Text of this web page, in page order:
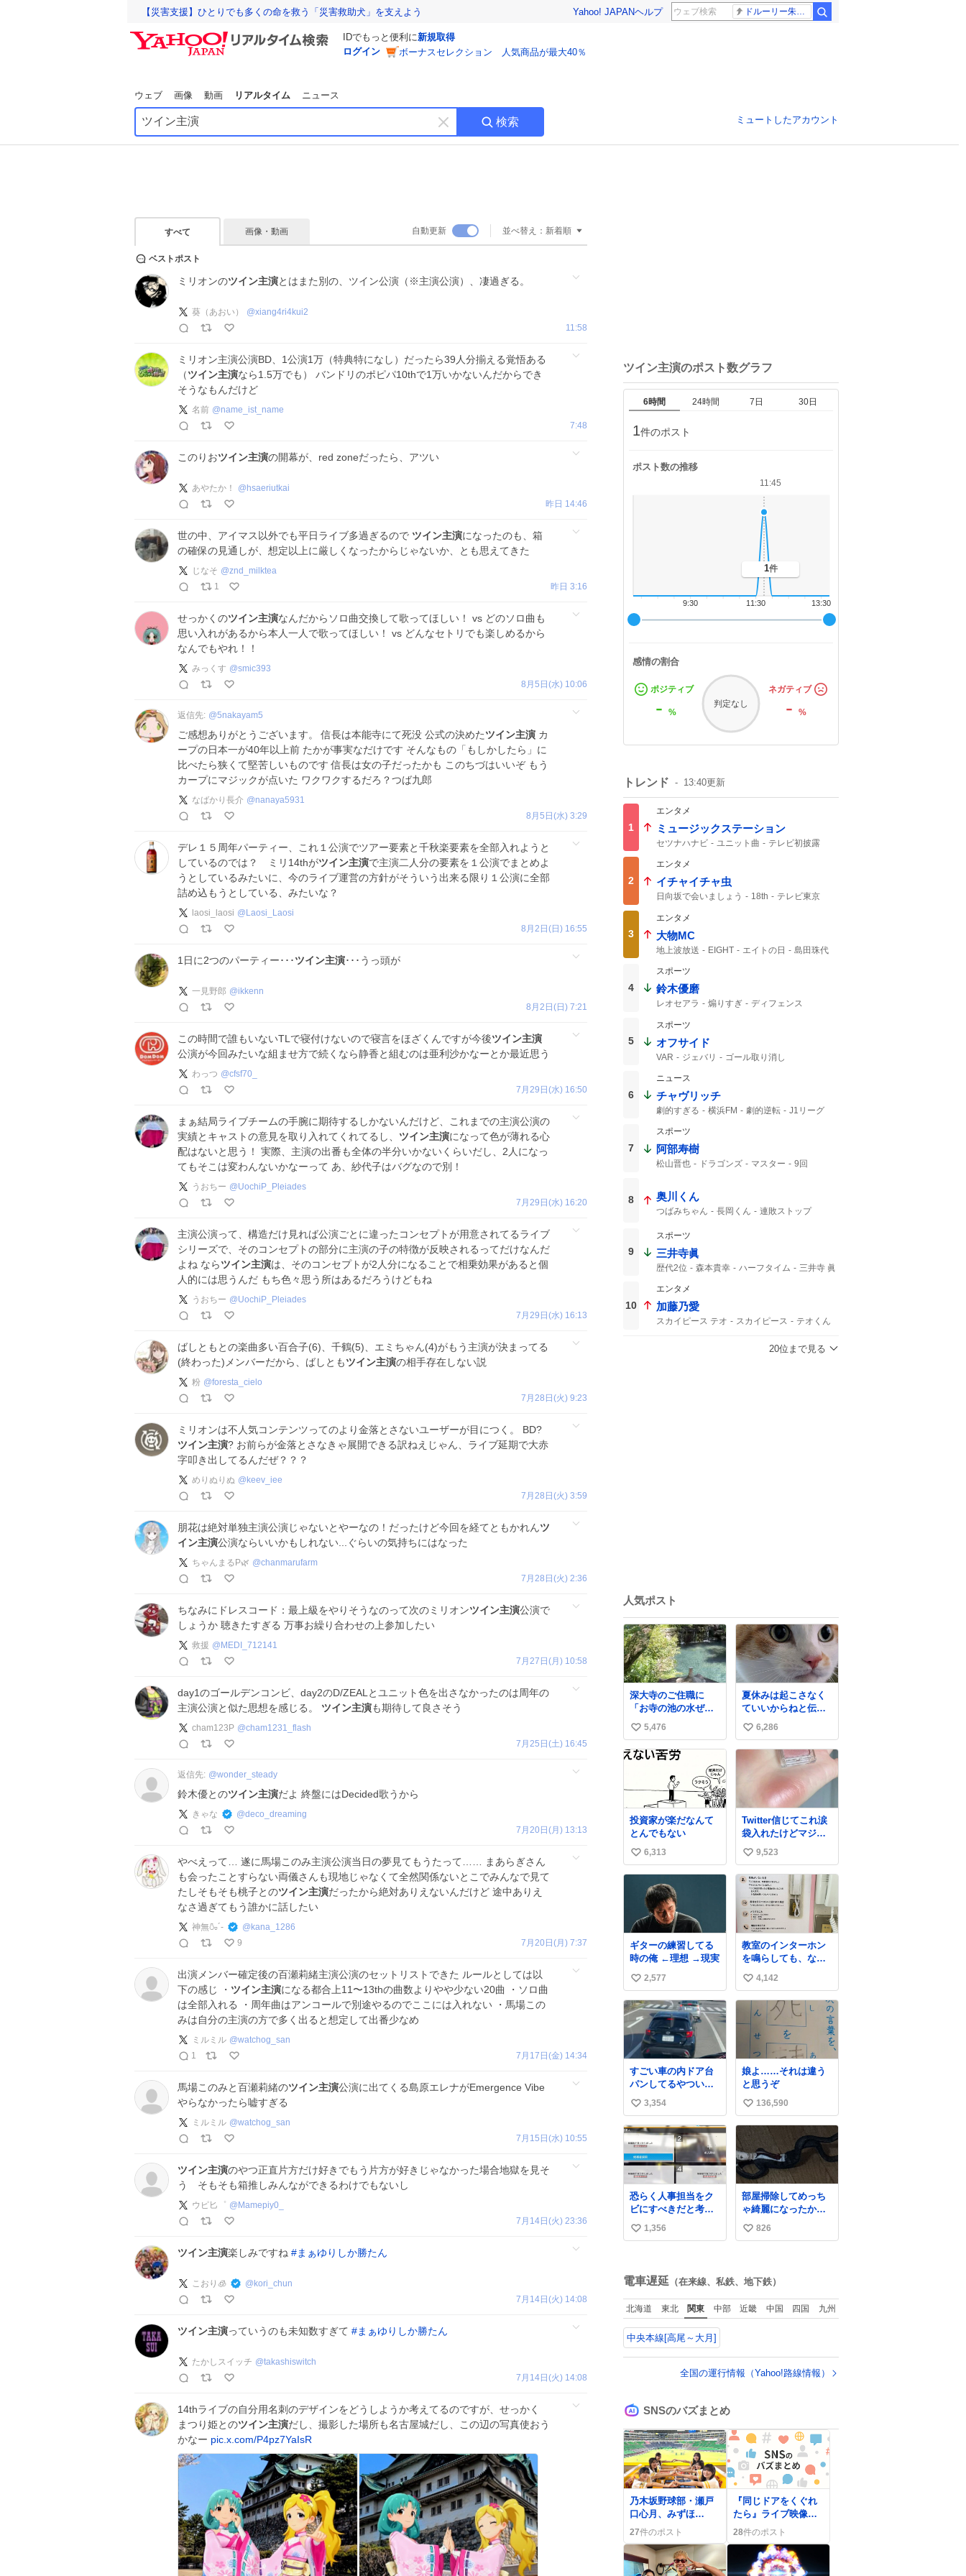
【災害支援】ひとりでも多くの命を救う「災害救助犬」を支えよう Yahoo! JAPANヘルプ ドルーリー朱瑛里 木田美緒莉
IDでもっと便利に新規取得
ログイン
ボーナスセレクション 人気商品が最大40％
ウェブ 画像 動画 リアルタイム ニュース
キ
ー
す
検索 ミュートしたアカウント
すべて 画像・動画 自動更新 並べ替え： 新着順
ベストポスト
ミリオンのツイン主演とはまた別の、ツイン公演（※主演公演）、凄過ぎる。
葵（あおい） @xiang4ri4kui2
11:58
ミリオン主演公演BD、1公演1万（特典特になし）だったら39人分揃える覚悟ある
（ツイン主演なら1.5万でも） バンドリのポピパ10thで1万いかないんだからでき
そうなもんだけど
名前 @name_ist_name
7:48
このりおツイン主演の開幕が、red zoneだったら、アツい
あやたか！ @ hsaeriutkai
昨日 14:46
世の中、アイマス以外でも平日ライブ多過ぎるので ツイン主演になったのも、箱
の確保の見通しが、想定以上に厳しくなったからじゃないか、とも思えてきた
じなそ @znd_milktea
1
昨日 3:16
せっかくのツイン主演なんだからソロ曲交換して歌ってほしい！ vs どのソロ曲も
思い入れがあるから本人一人で歌ってほしい！ vs どんなセトリでも楽しめるから
なんでもやれ！！
みっくす @smic393
8月5日(水) 10:06
返信先: @5nakayam5
ご感想ありがとうございます。 信長は本能寺にて死没 公式の決めたツイン主演 カ
ープの日本一が40年以上前 たかが事実なだけです そんなもの「もしかしたら」に
比べたら狭くて堅苦しいものです 信長は女の子だったかも このちづはいいぞ もう
カープにマジックが点いた ワクワクするだろ？つば九郎
なばかり長介 @nanaya5931
8月5日(水) 3:29
デレ１５周年パーティー、これ１公演でツアー要素と千秋楽要素を全部入れようと
しているのでは？ ミリ14thがツイン主演で主演二人分の要素を１公演でまとめよ
うとしているみたいに、今のライブ運営の方針がそういう出来る限り１公演に全部
詰め込もうとしている、みたいな？
laosi_laosi @ Laosi_Laosi
8月2日(日) 16:55
1日に2つのパーティー･･･ツイン主演･･･うっ頭が
一見野郎 @ikkenn
8月2日(日) 7:21
この時間で誰もいないTLで寝付けないので寝言をほざくんですが今後ツイン主演
公演が今回みたいな組ませ方で続くなら静香と組むのは亜利沙かなーとか最近思う
わっつ @cfsf70_
7月29日(水) 16:50
まぁ結局ライブチームの手腕に期待するしかないんだけど、これまでの主演公演の
実績とキャストの意見を取り入れてくれてるし、 ツイン主演になって色が薄れる心
配はないと思う！ 実際、主演の出番も全体の半分いかないくらいだし、2人になっ
てもそこは変わんないかなーって あ、紗代子はバグなので別！
うおちー @UochiP_Pleiades
7月29日(水) 16:20
主演公演って、構造だけ見れば公演ごとに違ったコンセプトが用意されてるライブ
シリーズで、そのコンセプトの部分に主演の子の特徴が反映されるってだけなんだ
よね ならツイン主演は、そのコンセプトが2人分になることで相乗効果があると個
人的には思うんだ もち色々思う所はあるだろうけどもね
うおちー @UochiP_Pleiades
7月29日(水) 16:13
ばしともとの楽曲多い百合子(6)、千鶴(5)、エミちゃん(4)がもう主演が決まってる
(終わった)メンバーだから、ばしともツイン主演の相手存在しない説
粉 @foresta_cielo
7月28日(火) 9:23
ミリオンは不人気コンテンツってのより金落とさないユーザーが目につく。 BD?
ツイン主演? お前らが金落とさなきゃ展開できる訳ねえじゃん、ライブ延期で大赤
字叩き出してるんだぜ？？？
めりぬりぬ @ keev_iee
7月28日(火) 3:59
朋花は絶対単独主演公演じゃないとやーなの！だったけど今回を経てともかれんツ
イン主演公演ならいいかもしれない...ぐらいの気持ちにはなった
ちゃんまるP🌿 @chanmarufarm
7月28日(火) 2:36
ちなみにドレスコード：最上級をやりそうなのって次のミリオンツイン主演公演で
しょうか 聴きたすぎる 万事お繰り合わせの上参加したい
救援 @ MEDI_712141
7月27日(月) 10:58
day1のゴールデンコンビ、day2のD/ZEALとユニット色を出さなかったのは周年の
主演公演と似た思想を感じる。 ツイン主演も期待して良さそう
cham123P @cham1231_flash
7月25日(土) 16:45
返信先: @wonder_steady
鈴木優とのツイン主演だよ 終盤にはDecided歌うから
きゃな @deco_dreaming
7月20日(月) 13:13
やべえって… 遂に馬場このみ主演公演当日の夢見てもうたって…… まあらぎさん
も会ったことすらない両儀さんも現地じゃなくて全然関係ないとこでみんなで見て
たしそもそも桃子とのツイン主演だったから絶対ありえないんだけど 途中ありえ
なさ過ぎてもう誰かに話したい
神無🍶´- @ kana_1286
9
7月20日(月) 7:37
出演メンバー確定後の百瀬莉緒主演公演のセットリストできた ルールとしては以
下の感じ ・ ツイン主演になる都合上11〜13thの曲数よりやや少ない20曲 ・ソロ曲
は全部入れる ・周年曲はアンコールで別途やるのでここには入れない ・馬場この
みは自分の主演の方で多く出ると想定して出番少なめ
ミルミル @watchog_san
1
7月17日(金) 14:34
馬場このみと百瀬莉緒のツイン主演公演に出てくる島原エレナがEmergence Vibe
やらなかったら嘘すぎる
ミルミル @watchog_san
7月15日(水) 10:55
ツイン主演のやつ正直片方だけ好きでもう片方が好きじゃなかった場合地獄を見そ
う そもそも箱推しみんなができるわけでもないし
ウピ匕゜ @ Mamepiy0_
7月14日(火) 23:36
ツイン主演楽しみですね #まぁゆりしか勝たん
こおり🧊 @ kori_chun
7月14日(火) 14:08
ツイン主演っていうのも未知数すぎて #まぁゆりしか勝たん
たかしスイッチ @takashiswitch
7月14日(火) 14:08
14thライブの自分用名刺のデザインをどうしようか考えてるのですが、せっかく
まつり姫とのツイン主演だし、撮影した場所も名古屋城だし、この辺の写真使おう
かなー pic.x.com/P4pz7YaIsR
ツイン主演のポスト数グラフ
6時間 24時間 7日 30日
1件のポスト
ポスト数の推移
13:30
11:30
9:30
11:45
1件
感情の割合
ポジティブ
- %
判定なし
ネガティブ
-%
トレンド 13:40更新
1
エンタメ
ミュージックステーション
セツナハナビ ユニット曲
テレビ初披露
期間限定公開
音楽番組
2
エンタメ
イチャイチャ虫
日向坂で会いましょう 18th
テレビ東京
3
エンタメ
大物MC
地上波放送 EIGHT エイトの日
島田珠代
SUPER EIGHT
4
スポーツ
鈴木優磨
レオセアラ 煽りすぎ
ディフェンス
5
スポーツ
オフサイド
VAR ジェバリ ゴール取り消し
6
ニュース
チャヴリッチ
劇的すぎる 横浜FM 劇的逆転
J1リーグ
チャヴ
7
スポーツ
阿部寿樹
松山晋也 ドラゴンズ マスター
9回
8 奥川くん
つばみちゃん 長岡くん
連敗ストップ
9
スポーツ
三井寺眞
歴代2位 森本貴幸 ハーフタイム
三井寺 眞
15歳
10
エンタメ
加藤乃愛
スカイピース テオ スカイピース テオくん
20位まで見る
人気ポスト
深大寺のご住職に
「お寺の池の水ぜん
ぶ抜いて掃除した
ら、 モネの池くらい
綺麗になったから見
てみて」 といわれ訪
池くらい綺麗でし
た。 蓮こそ咲いてな
いけど言いたいこと
わかります。 輝くエ
メラルドだ‼︎
iPhone16カメラで撮
影して無加工です。
い
い
ね
5,476
夏休みは起こさなく
ていいからねと伝え
てるのに無視。
い
い
ね
6,286
投資家が楽だなんて
とんでもない
い
い
6,313
Twitter信じてこれ涙
袋入れたけどマジで
盛れた…ありがと
う…
い
い
ね
数
9,523
ギターの練習してる
時の俺 ←理想 →現実
い
い
ね
数
2,577
教室のインターホン
を鳴らしても、なか
なか誰も出ないこと
があります…。 もし
かすると「電話の出
方」に困っているの
かもしれません。 そ
こで「何を話せばい
いか」が見える手引
きを用意して、安心
して電話に出られる
ようにします。 イン
ターホンの応対も大
切なコミュニケーシ
ョンの学びです。
い
い
4,142
すごい車の内ドア台
パンしてるやついた
ｗｗｗｗｗｗｗｗｗ
ｗｗｗｗｗ
い
い
ね
数
3,354
娘よ……それは違う
と思うぞ
い
い
ね
数
136,590
恐らく人事担当をク
ビにすべきだと考え
られるが‥‥‥
い
数
1,356
部屋掃除してめっち
ゃ綺麗になったから
床に足立置いといた
ら家族にまだゴミ残
い
数
826
電車遅延 （在来線、私鉄、地下鉄）
北海道 東北 関東 中部 近畿 中国 四国 九州
中央本線[高尾～大月]
全国の運行情報（Yahoo!路線情報）
SNSのバズまとめ
乃木坂野球部・瀬戸
口心月、みずほ
PayPayドームでノー
バウンドのセレモニ
アルピッチが話題に
27件のポスト
『同じドアをくぐれ
たら』ライブ映像に
感動、ファンが「最
高です」や「感動が
よみがえる」と歓喜
28件のポスト